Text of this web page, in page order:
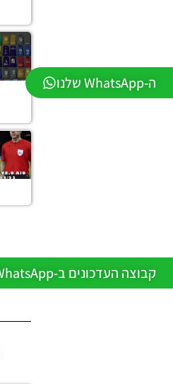
ה-WhatsApp שלנו
קבוצה העדכונים ב-WhatsApp